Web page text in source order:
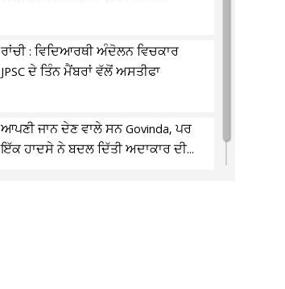
ਰਾਂਚੀ : ਵਿਦਿਆਰਥੀ ਅੰਦੋਲਨ ਵਿਚਕਾਰ
JPSC ਦੇ ਤਿੰਨ ਮੈਂਬਰਾਂ ਵੱਲੋਂ ਅਸਤੀਫਾ
ਆਪਣੀ ਜਾਨ ਦੇਣ ਵਾਲੇ ਸਨ Govinda, ਪਰ
ਇੱਕ ਹਾਦਸੇ ਨੇ ਬਦਲ ਦਿੱਤੀ ਅਦਾਕਾਰ ਦੀ...